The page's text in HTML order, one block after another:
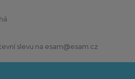
slevu na esam@esam.cz